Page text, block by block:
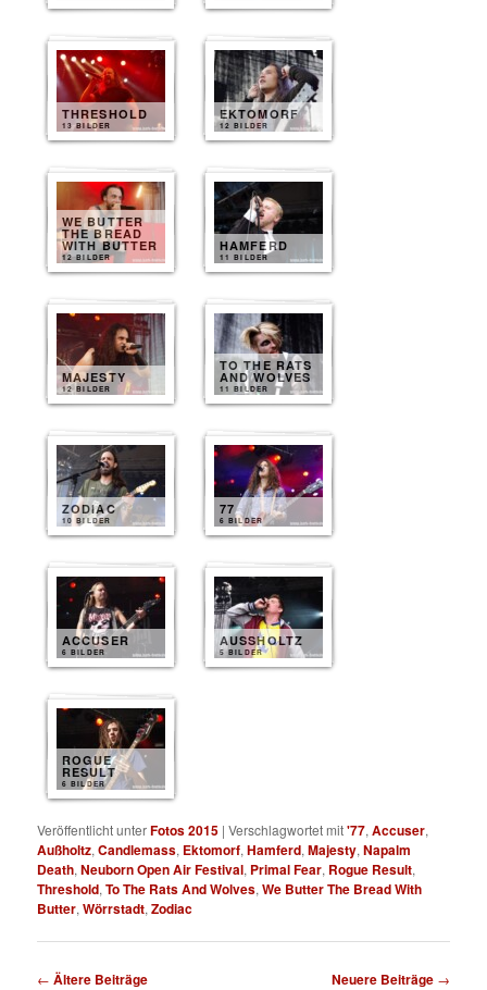
THRESHOLD
13 BILDER
EKTOMORF
12 BILDER
WE BUTTER
THE BREAD
WITH BUTTER
12 BILDER
HAMFERD
11 BILDER
MAJESTY
12 BILDER
TO THE RATS
AND WOLVES
11 BILDER
ZODIAC
10 BILDER
77
6 BILDER
ACCUSER
6 BILDER
AUSSHOLTZ
5 BILDER
ROGUE
RESULT
6 BILDER
Veröffentlicht unterFotos 2015 |Verschlagwortet mit'77,Accuser,
Außholtz,Candlemass, Ektomorf,Hamferd,Majesty,Napalm
Death,Neuborn Open Air Festival, Primal Fear, Rogue Result,
Threshold,To The Rats And Wolves,We Butter The Bread With
Butter,Wörrstadt,Zodiac
Beitragsnavigation
← Ältere Beiträge Neuere Beiträge →